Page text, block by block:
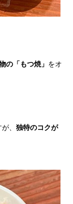
の「もつ焼」 をオ
、 独特のコクが